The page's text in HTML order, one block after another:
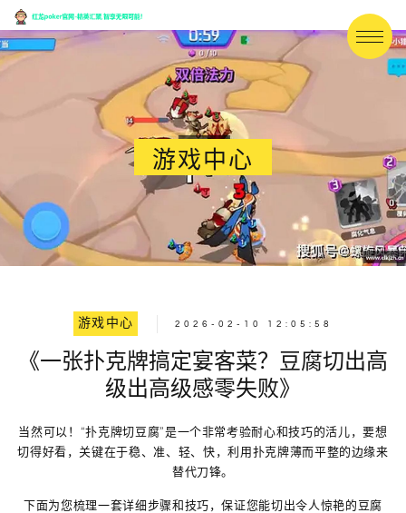
游戏中心
游戏中心 2026-02-10 12:05:58
《一张扑克牌搞定宴客菜？豆腐切出高
级出高级感零失败》
当然可以！“扑克牌切豆腐”是一个非常考验耐心和技巧的活儿，要想
切得好看，关键在于稳、准、轻、快，利用扑克牌薄而平整的边缘来
替代刀锋。
下面为您梳理一套详细步骤和技巧，保证您能切出令人惊艳的豆腐